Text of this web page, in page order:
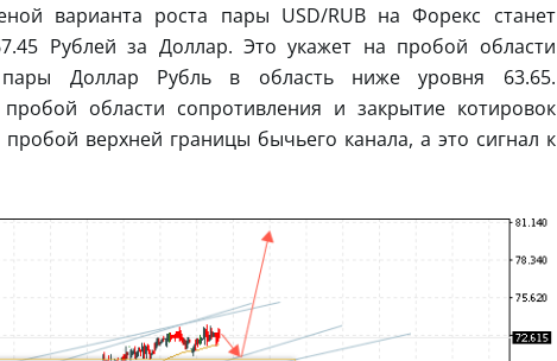
варианта роста пары USD/RUB на Форекс станет
Рублей за Доллар. Это укажет на пробой области
Доллар Рубль в область ниже уровня 63.65.
области сопротивления и закрытие котировок
верхней границы бычьего канала, а это сигнал к